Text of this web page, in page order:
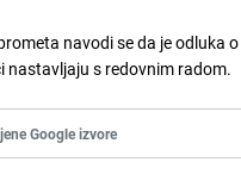
navodi se da je odluka
nastavljaju s redovnim radom.
Google izvore